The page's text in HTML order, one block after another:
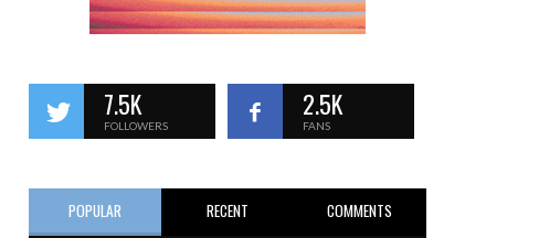
7.5K
FOLLOWERS
2.5K
FANS
POPULAR RECENT COMMENTS